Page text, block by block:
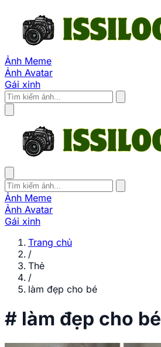
Ảnh Meme
Ảnh Avatar
Gái xinh
Ảnh Meme
Ảnh Avatar
Gái xinh
Trang chủ
/
Thẻ
/
làm đẹp cho bé
# làm đẹp cho bé